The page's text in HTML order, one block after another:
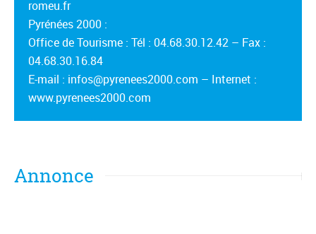
romeu.fr
Pyrénées 2000 :
Office de Tourisme : Tél : 04.68.30.12.42 – Fax :
04.68.30.16.84
E-mail : infos@pyrenees2000.com – Internet :
www.pyrenees2000.com
Annonce